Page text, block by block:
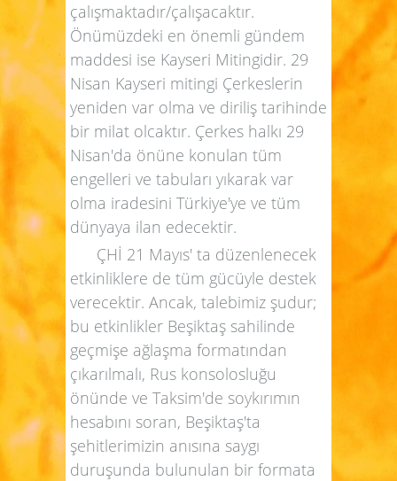
çalışmaktadır/çalışacaktır.
Önümüzdeki en önemli gündem
maddesi ise Kayseri Mitingidir. 29
Nisan Kayseri mitingi Çerkeslerin
yeniden var olma ve diriliş tarihinde
bir milat olcaktır. Çerkes halkı 29
Nisan'da önüne konulan tüm
engelleri ve tabuları yıkarak var
olma iradesini Türkiye'ye ve tüm
dünyaya ilan edecektir.
ÇHİ 21 Mayıs' ta düzenlenecek
etkinliklere de tüm gücüyle destek
verecektir. Ancak, talebimiz şudur;
bu etkinlikler Beşiktaş sahilinde
geçmişe ağlaşma formatından
çıkarılmalı, Rus konsolosluğu
önünde ve Taksim'de soykırımın
hesabını soran, Beşiktaş'ta
şehitlerimizin anısına saygı
duruşunda bulunulan bir formata